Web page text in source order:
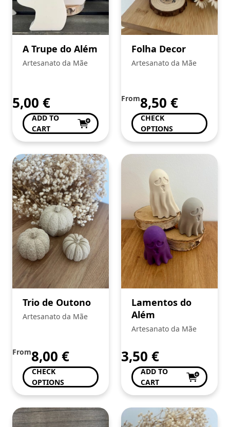
A Trupe do Além
Artesanato da Mãe
5,00 €
ADD TO
CART
Folha Decor
Artesanato da Mãe
From8,50 €
CHECK
OPTIONS
Trio de Outono
Artesanato da Mãe
From8,00 €
CHECK
OPTIONS
Lamentos do
Além
Artesanato da Mãe
3,50 €
ADD TO
CART